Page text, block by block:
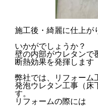
施工後・綺麗に仕上が
いかがでしょうか？
壁の内部がウレタンで
断熱効果を発揮します
弊社では、リフォーム
発泡ウレタン工事（床
す。
リフォームの際には